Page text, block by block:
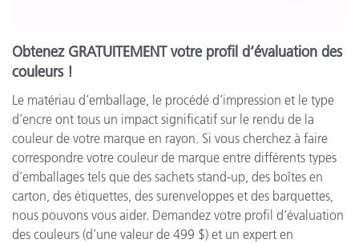
Obtenez GRATUITEMENT votre profil d’évaluation des
couleurs !
Le matériau d’emballage, le procédé d’impression et le type
d’encre ont tous un impact significatif sur le rendu de la
couleur de votre marque en rayon. Si vous cherchez à faire
correspondre votre couleur de marque entre différents types
d’emballages tels que des sachets stand-up, des boîtes en
carton, des étiquettes, des surenveloppes et des barquettes,
nous pouvons vous aider. Demandez votre profil d’évaluation
des couleurs (d’une valeur de 499 $) et un expert en